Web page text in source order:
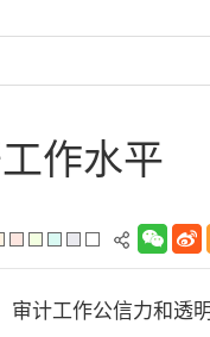
作水平
计工作公信力和透